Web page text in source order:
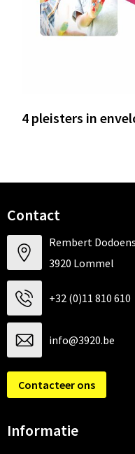
4 pleisters in
Contact
Rembert
3920 Lommel
+32 (0)11 810 610
info@3920.be
Contacteer ons
Informatie